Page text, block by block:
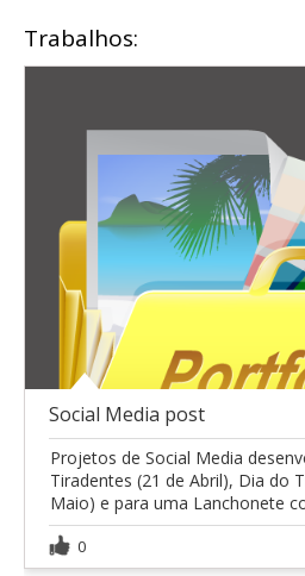
Trabalhos:
Social Media post
Projetos de Social Media
Tiradentes (21 de Abril), Dia do
Maio) e para uma Lanchonete
0